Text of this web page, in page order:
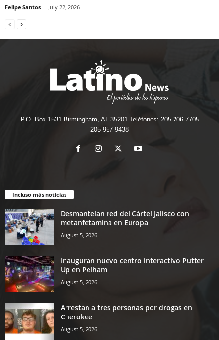
Felipe Santos - July 22, 2026
P.O. Box 1531 Birmingham, AL 35201 Teléfonos: 205-206-7705
205-957-9438
Incluso más noticias
Desmantelan red del Cártel Jalisco con
metanfetamina en Europa
August 5, 2026
Inauguran nuevo centro interactivo Putter
Up en Pelham
August 5, 2026
Arrestan a tres personas por drogas en
Cherokee
August 5, 2026